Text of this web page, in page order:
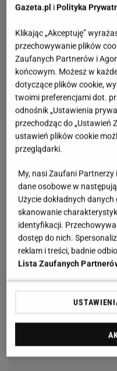
Zobacz także:
design
Gazeta.pl iPolityka
Klikając „Akceptuję”
przechowywanie plików
Zaufanych Partnerów i
końcowym. Możesz w
dotyczące plików cookie,
twoimi preferencjami dot.
odnośnik „Ustawienia
przechodząc do „Ustawień
ustawień plików cookie
przeglądarki.
My, nasi Zaufani
dane osobowe w
Użycie dokładnych
skanowanie
identyfikacji.
dostęp do nich.
reklam i treści, badnie
Lista Zaufanych